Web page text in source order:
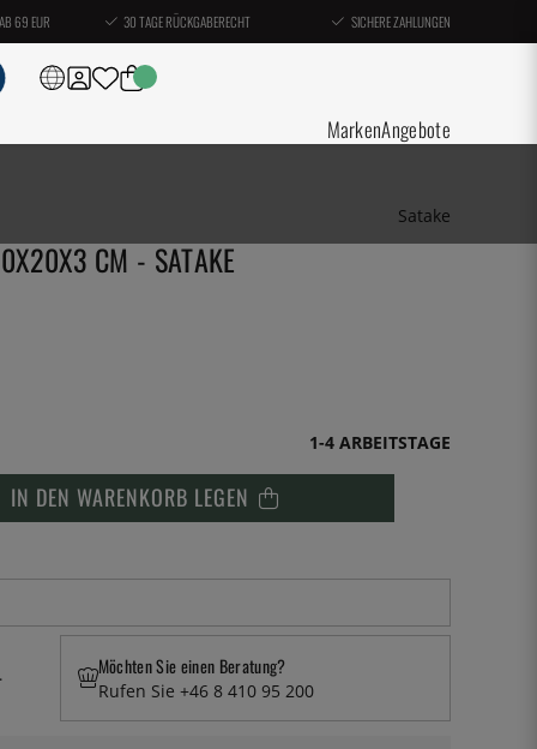
69 EUR 30 TAGE RÜCKGABERECHT SICHERE ZAHLUNGEN
MarkenAngebote
Satake
CM - SATAKE
1-4 ARBEITSTAGE
IN DEN WARENKORB LEGEN
Möchten Sie einen Beratung?
Rufen Sie +46 8 410 95 200